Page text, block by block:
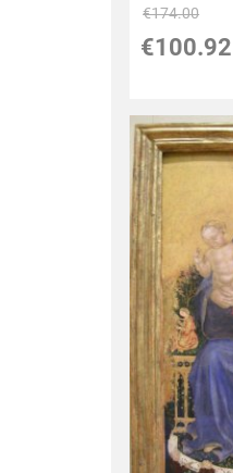
€174.00
€100.92